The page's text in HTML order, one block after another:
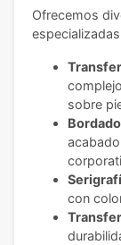
Ofrecemos
sobre
con